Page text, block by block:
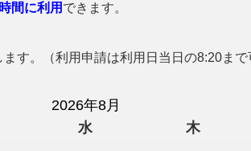
間に利用 できます。
す。（利用申請は利用日当日の8:20まで
2026年8月
水 木